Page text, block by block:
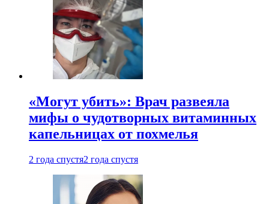
«Могут убить»: Врач развеяла
мифы о чудотворных витаминных
капельницах от похмелья
2 года спустя2 года спустя